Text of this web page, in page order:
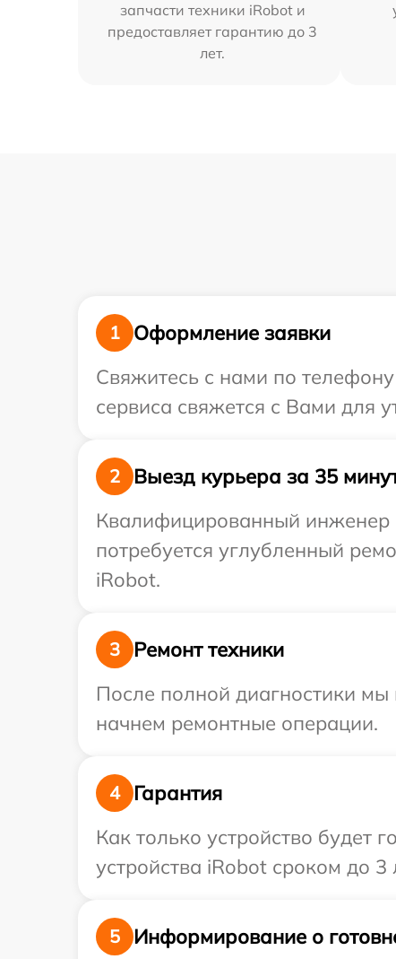
запчасти техники iRobot и
предоставляет гарантию до 3
лет.
1
Оформление заявки
Свяжитесь с нами по
сервиса свяжется с Вами для
2
Выезд курьера за 35
Квалифицированный инженер
потребуется углубленный
iRobot.
3
Ремонт техники
После полной диагностики
начнем ремонтные операции.
4
Гарантия
Как только устройство будет
устройства iRobot сроком до 3
5
Информирование о